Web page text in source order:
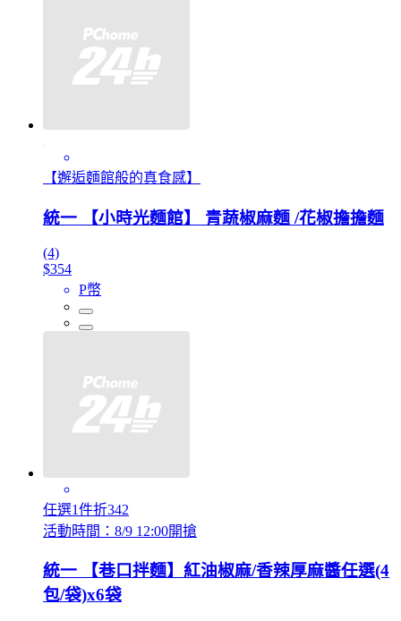
【邂逅麵館般的真食感】
統一 【小時光麵館】 青蔬椒麻麵 /花椒擔擔麵
(4)
$354
P幣
任選1件折342
活動時間：8/9 12:00開搶
統一 【巷口拌麵】紅油椒麻/香辣厚麻醬任選(4
包/袋)x6袋